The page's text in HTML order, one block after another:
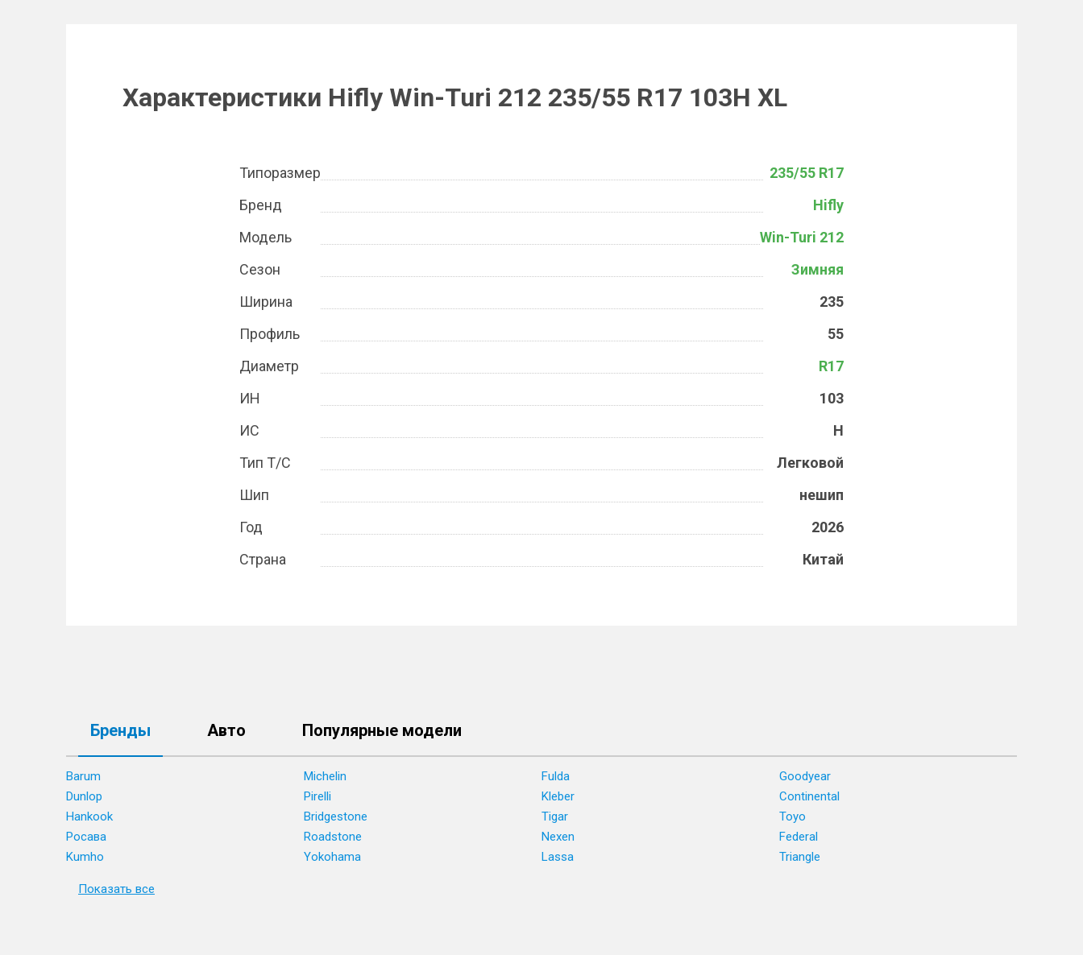
Характеристики Hifly Win-Turi 212 235/55 R17 103H XL
Типоразмер
235/55 R17
Бренд
Hifly
Модель
Win-Turi 212
Сезон
Зимняя
Ширина
235
Профиль
55
Диаметр
R17
ИН
103
ИС
H
Тип Т/С
Легковой
Шип
нешип
Год
2026
Страна
Китай
Бренды Авто Популярные модели
Barum Michelin Fulda
Goodyear
Dunlop
Pirelli Kleber
Continental
Hankook
Bridgestone Tigar
Toyo
Росава
Roadstone Nexen
Federal
Kumho
Yokohama Lassa Triangle
Показать все